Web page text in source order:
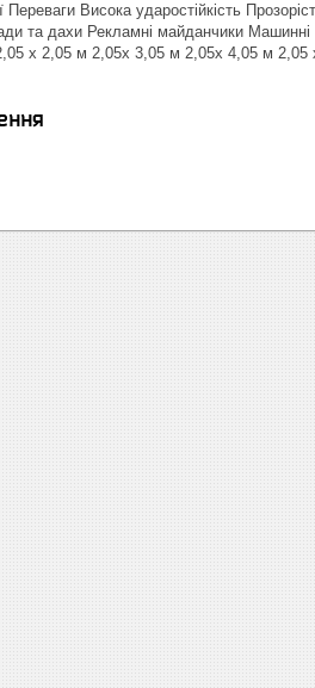
Переваги Висока ударостійкість
та дахи Рекламні майданчики
х 2,05 м 2,05х 3,05 м 2,05х 4,05 м 2,05